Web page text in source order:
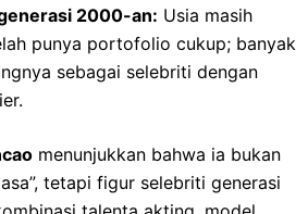
2000-an: Usia masih
punya portofolio cukup; banyak
sebagai selebriti dengan
menunjukkan bahwa ia bukan
tetapi figur selebriti generasi